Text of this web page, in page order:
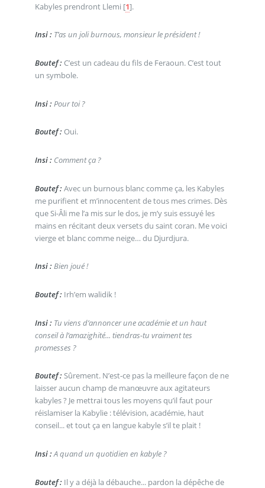
Kabyles prendront Llemi [1].
Insi : T’as un joli burnous, monsieur le président !
Boutef : C’est un cadeau du fils de Feraoun. C’est tout
un symbole.
Insi : Pour toi ?
Boutef : Oui.
Insi : Comment ça ?
Boutef : Avec un burnous blanc comme ça, les Kabyles
me purifient et m’innocentent de tous mes crimes. Dès
que Si-Âli me l’a mis sur le dos, je m’y suis essuyé les
mains en récitant deux versets du saint coran. Me voici
vierge et blanc comme neige… du Djurdjura.
Insi : Bien joué !
Boutef : Irh’em walidik !
Insi : Tu viens d’annoncer une académie et un haut
conseil à l’amazighité... tiendras-tu vraiment tes
promesses ?
Boutef : Sûrement. N’est-ce pas la meilleure façon de ne
laisser aucun champ de manœuvre aux agitateurs
kabyles ? Je mettrai tous les moyens qu’il faut pour
réislamiser la Kabylie : télévision, académie, haut
conseil... et tout ça en langue kabyle s’il te plait !
Insi :A quand un quotidien en kabyle ?
Boutef : Il y a déjà la débauche... pardon la dépêche de